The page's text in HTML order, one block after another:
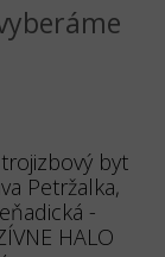
byt
Petržalka,
-
HALO